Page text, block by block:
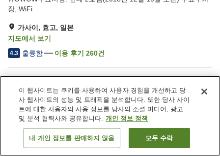
장, WiFi.
가사이, 효고, 일본
지도에서 보기
4.3 훌륭함 이용 후기 260건
주차장
레스토랑
자동판매기
대욕장
객실 보기
이 웹사이트는 쿠키를 사용하여 사용자 경험을 개선하고 당
사 웹사이트의 성능 및 트래픽을 분석합니다. 또한 당사 사이
트에 대한 사용자의 사용 정보를 당사의 소셜 미디어, 광고
및 분석 협력사와 공유합니다. 개인 정보 정책
내 개인 정보를 판매하지 않음 모두 수락